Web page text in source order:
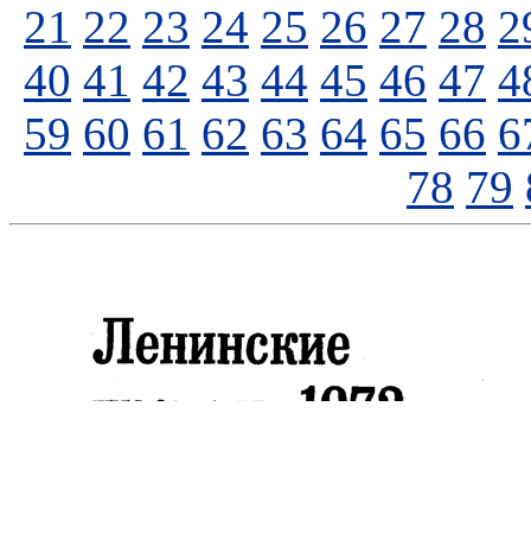
21 22 23 24 25 26 27 28
40 41 42 43 44 45 46 47
59 60 61 62 63 64 65 66
78 79